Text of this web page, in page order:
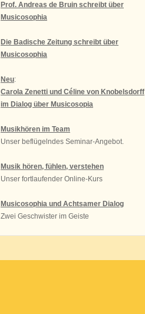
Prof. Andreas de Bruin schreibt über
Musicosophia
Die Badische Zeitung schreibt über
Musicosophia
Neu:
Carola Zenetti und Céline von Knobelsdorff
im Dialog über Musicosopia
Musikhören im Team
Unser beflügelndes Seminar-Angebot.
Musik hören, fühlen, verstehen
Unser fortlaufender Online-Kurs
Musicosophia und Achtsamer Dialog
Zwei Geschwister im Geiste